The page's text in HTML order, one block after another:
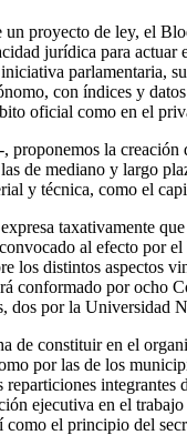
un proyecto de ley, el
jurídica para
parlamentaria,
con índices y
oficial como en el
, proponemos la
de mediano y largo
y técnica, como el
taxativamente
al efecto por
los distintos aspectos
conformado por ocho
dos por la Universidad
de constituir en el
por las de los
ejecutiva en el
el principio del